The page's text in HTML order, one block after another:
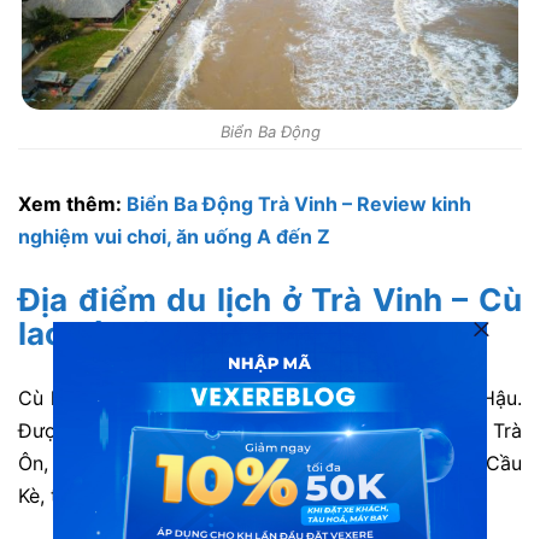
Biển Ba Động
Xem thêm: Biển Ba Động Trà Vinh – Review kinh
nghiệm vui chơi, ăn uống A đến Z
Địa điểm du lịch ở Trà Vinh – Cù
lao Tân Quy
Cù lao Tân Quy là một cù lao nhỏ nằm giữa sông Hậu.
Được chia thành hai phần: phần lớn thuộc huyện Trà
Ôn, tỉnh Vĩnh Long và một phần nhỏ thuộc huyện Cầu
Kè, tỉnh Trà Vinh.